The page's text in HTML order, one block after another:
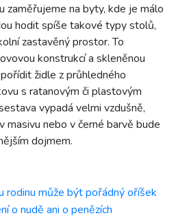
zaměřujeme na byty, kde je málo
hodit spíše takové typy stolů,
zastavěný prostor. To
konstrukcí a skleněnou
židle z průhledného
s ratanovým či plastovým
vypadá velmi vzdušně,
masivu nebo v černé barvě bude
dojmem.
rodinu může být pořádný oříšek
o nudě ani o penězích